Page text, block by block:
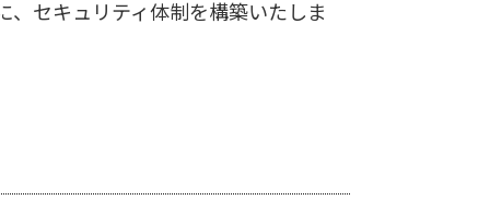
、セキュリティ体制を構築いたしま